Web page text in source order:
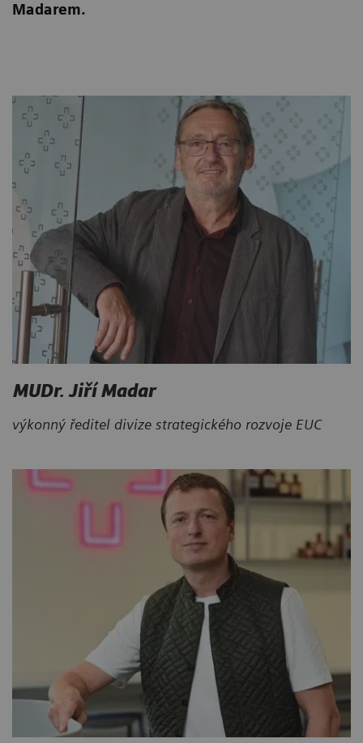
Madarem.
MUDr. Jiří Madar
výkonný ředitel divize strategického rozvoje EUC